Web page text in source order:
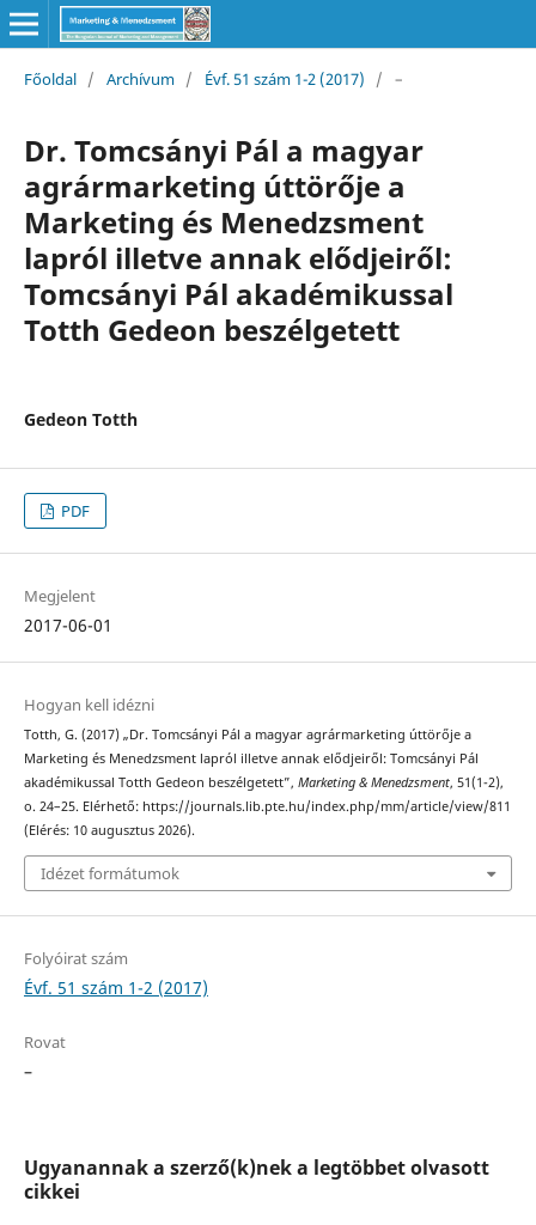
Főoldal / Archívum / Évf. 51 szám 1-2 (2017) / –
Dr. Tomcsányi Pál a magyar
agrármarketing úttörője a
Marketing és Menedzsment
lapról illetve annak elődjeiről:
Tomcsányi Pál akadémikussal
Totth Gedeon beszélgetett
Gedeon Totth
PDF
Megjelent
2017-06-01
Hogyan kell idézni
Totth, G. (2017) „Dr. Tomcsányi Pál a magyar agrármarketing úttörője a
Marketing és Menedzsment lapról illetve annak elődjeiről: Tomcsányi Pál
akadémikussal Totth Gedeon beszélgetett”, Marketing & Menedzsment, 51(1-2),
o. 24–25. Elérhető: https://journals.lib.pte.hu/index.php/mm/article/view/811
(Elérés: 10 augusztus 2026).
Idézet formátumok
Folyóirat szám
Évf. 51 szám 1-2 (2017)
Rovat
–
Ugyanannak a szerző(k)nek a legtöbbet olvasott
cikkei